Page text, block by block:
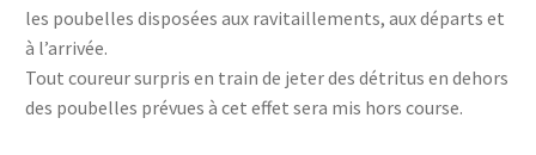
les poubelles disposées aux ravitaillements, aux départs et
à l’arrivée.
Tout coureur surpris en train de jeter des détritus en dehors
des poubelles prévues à cet effet sera mis hors course.